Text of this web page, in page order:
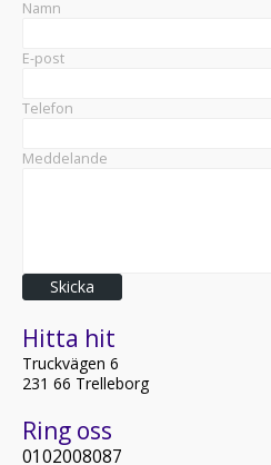
Namn
E-post
Telefon
Meddelande
Skicka
Hitta hit
Truckvägen 6
231 66 Trelleborg
Ring oss
0102008087